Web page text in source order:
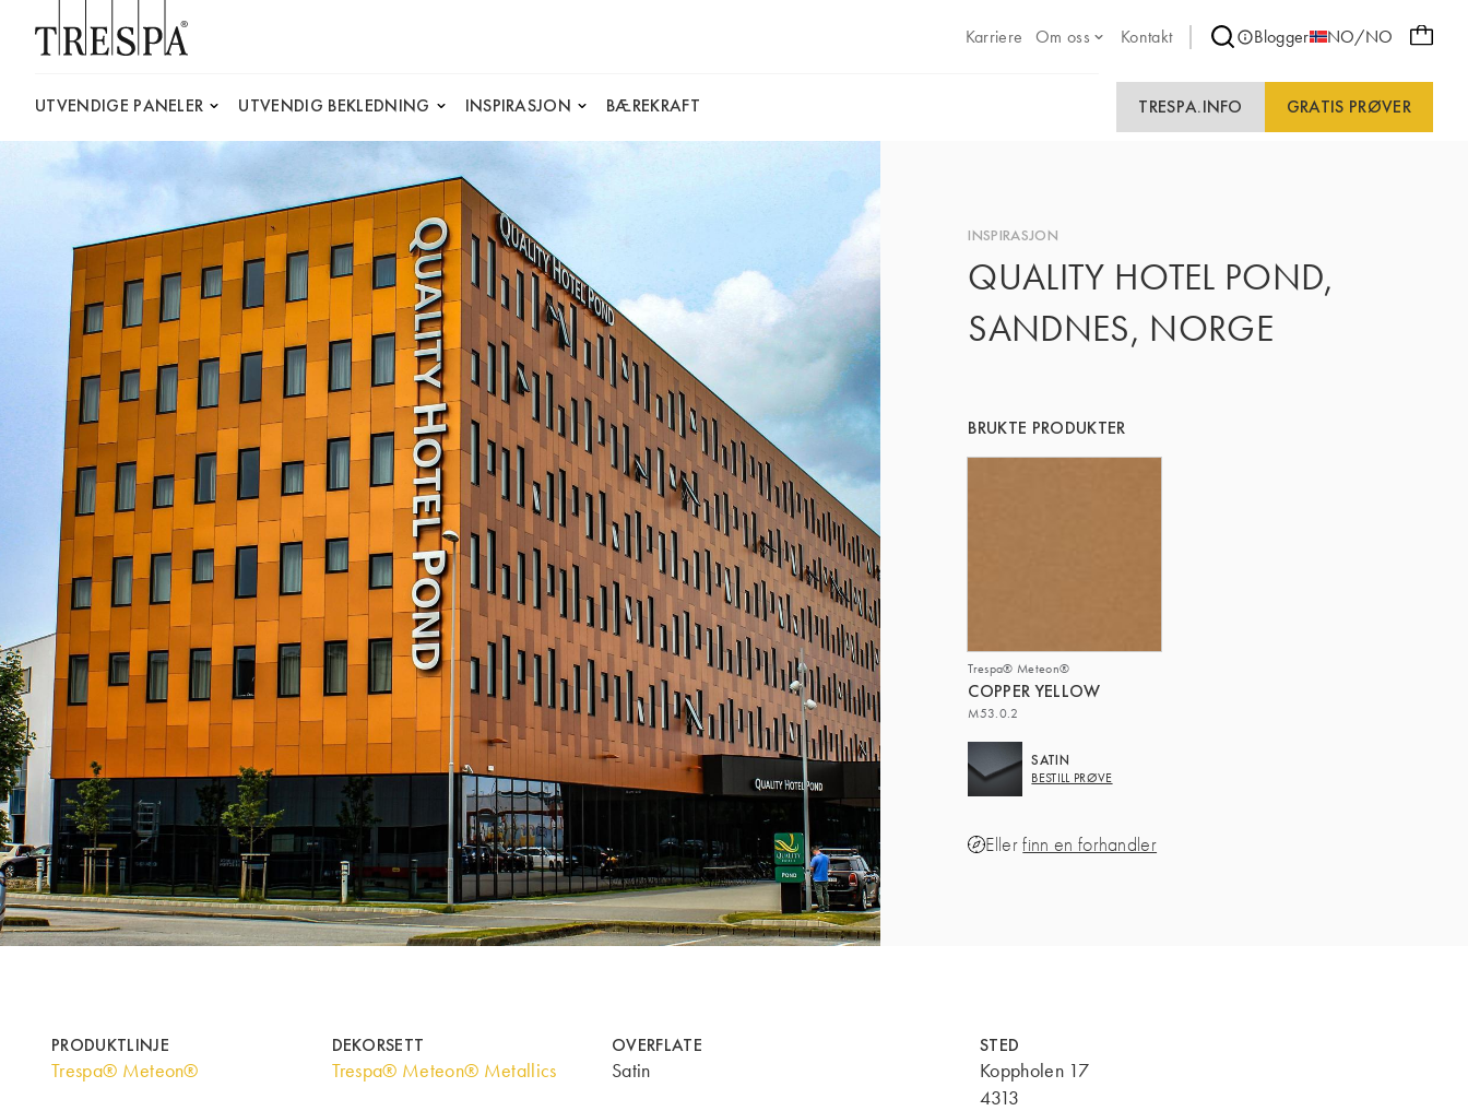
Karriere
Om oss Kontakt Blogger NO/NO
UTVENDIGE PANELER UTVENDIG BEKLEDNING INSPIRASJON BÆREKRAFT TRESPA.INFO GRATIS PRØVER
INSPIRASJON
QUALITY HOTEL POND,
SANDNES, NORGE
BRUKTE PRODUKTER
Trespa® Meteon®
COPPER YELLOW
M53.0.2
SATIN
BESTILL PRØVE
Ellerfinn en forhandler
PRODUKTLINJE
Trespa® Meteon®
DEKORSETT
Trespa® Meteon® Metallics
OVERFLATE
Satin
STED
Koppholen 17
4313